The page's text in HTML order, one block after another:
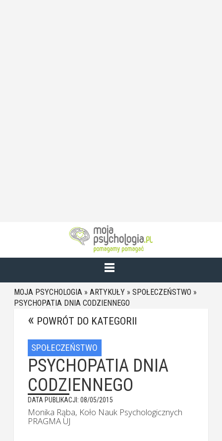
MOJA PSYCHOLOGIA » ARTYKUŁY » SPOŁECZEŃSTWO »
PSYCHOPATIA DNIA CODZIENNEGO
POWRÓT DO KATEGORII
SPOŁECZEŃSTWO
PSYCHOPATIA DNIA
CODZIENNEGO
DATA PUBLIKACJI: 08/05/2015
Monika Rąba, Koło Nauk Psychologicznych
PRAGMA UJ